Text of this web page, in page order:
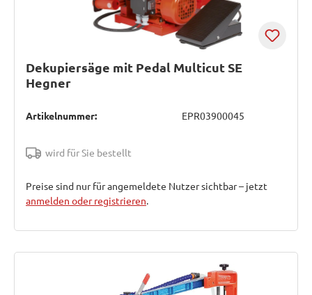
Dekupiersäge mit Pedal Multicut SE
Hegner
Artikelnummer: EPR03900045
wird für Sie bestellt
Preise sind nur für angemeldete Nutzer sichtbar – jetzt
anmelden oder registrieren.